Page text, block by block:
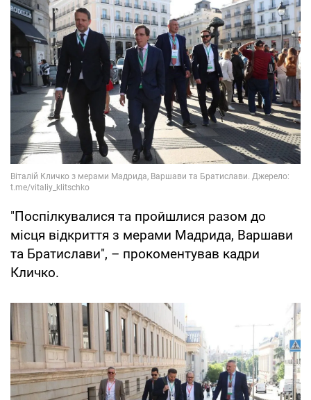
"Поспілкувалися та пройшлися разом до
місця відкриття з мерами Мадрида, Варшави
та Братислави", – прокоментував кадри
Кличко.